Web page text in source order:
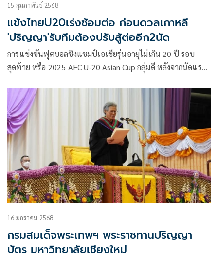
15 กุมภาพันธ์ 2568
แข้งไทยU20เร่งซ้อมต่อ ก่อนดวลเกาหลี
'ปริญญา'รับทีมต้องปรับสู้ต่ออีก2นัด
การแข่งขันฟุตบอลชิงแชมป์เอเชียรุ่นอายุไม่เกิน 20 ปี รอบ
สุดท้าย หรือ 2025 AFC U-20 Asian Cup กลุ่มดี หลังจากนัดแรก
มา ปรากฏว่าทีมชาติไทย U20 พ่ายต่อ ญี่ปุ่นไป 0-3 ส่วนผลอีกคู่
ในกลุ่มเดียวกัน เกาหลีใต้ ชนะ ซีเรีย 2-1
16 มกราคม 2568
กรมสมเด็จพระเทพฯ พระราชทานปริญญา
บัตร มหาวิทยาลัยเชียงใหม่